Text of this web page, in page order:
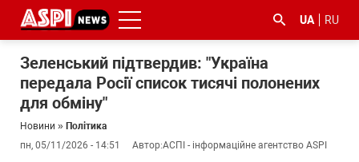
UA RU
Зеленський підтвердив: "Україна
передала Росії список тисячі полонених
для обміну"
Новини » Політика
пн, 05/11/2026 - 14:51
Автор:АСПІ - інформаційне агентство ASPI